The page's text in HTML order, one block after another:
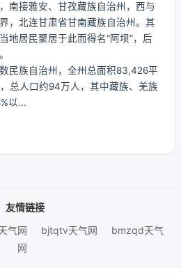
南接雅安、甘孜藏族自治州，西与
，北连甘肃省甘南藏族自治州。其
地居民聚居于此而得名“阿坝”，后
民族自治州，全州总面积83,426平
总人口约94万人，其中藏族、羌族
以...
友情链接
气网 bjtqtv天气网
bmzqd天气
网